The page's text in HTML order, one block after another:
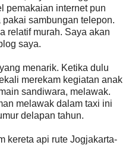
pemakaian internet pun
sambungan telepon.
relatif murah. Saya akan
saya.
menarik. Ketika dulu
merekam kegiatan anak
sandiwara, melawak.
melawak dalam taxi ini
delapan tahun.
kereta api rute Jogjakarta-